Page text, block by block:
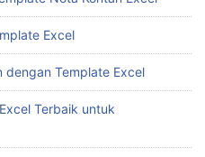
Excel
dengan Template Excel
Terbaik untuk